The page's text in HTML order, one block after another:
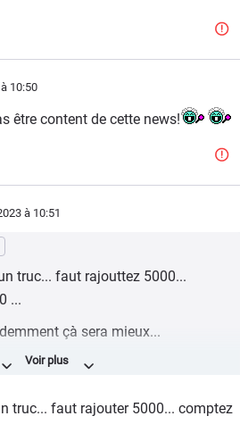
à 10:50
être content de cette news!
à 10:51
truc... faut rajouttez 5000...
...
çà sera mieux...
les bonus... sur les caisses
truc... faut rajouter 5000... comptez